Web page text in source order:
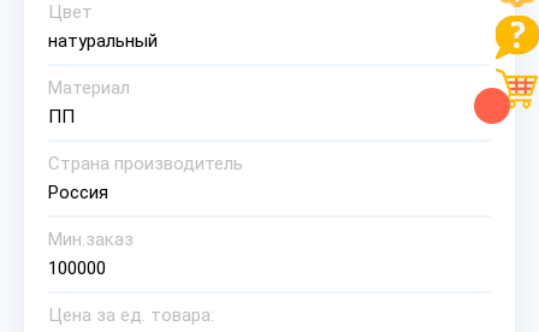
Цвет
натуральный
Материал
ПП
Страна производитель
Россия
Мин.заказ
100000
Цена за ед. товара: